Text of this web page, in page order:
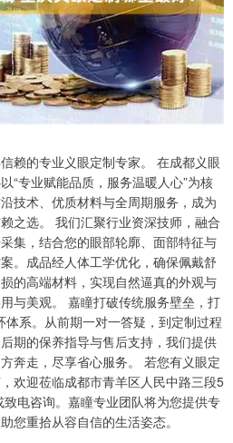
的专业义眼定制专家。 在成都义眼
“专业赋能品质，服务温暖人心”为核
技术、优质材料与全周期服务，成为
之选。 我们汇聚行业资深技师，融合
集，结合您的眼部轮廓、面部特征与
。成品经人体工学优化，确保佩戴舒
的高端材料，实现自然逼真的外观与
与美观。 嘉瞳打破传统服务壁垒，打
体系。从前期一对一答疑，到定制过程
期的保养指导与售后支持，我们提供
奔走，尽享省心服务。 若您有义眼定
欢迎莅临成都市青羊区人民中路三段5
电咨询。嘉瞳专业团队将为您提供专
您重拾从容自信的生活姿态。